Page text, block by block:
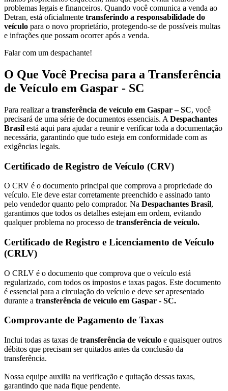
problemas legais e financeiros. Quando você comunica a venda ao
Detran, está oficialmente transferindo a responsabilidade do
veículo para o novo proprietário, protegendo-se de possíveis multas
e infrações que possam ocorrer após a venda.
Falar com um despachante!
O Que Você Precisa para a Transferência
de Veículo em Gaspar - SC
Para realizar a transferência de veículo em Gaspar – SC, você
precisará de uma série de documentos essenciais. A Despachantes
Brasil está aqui para ajudar a reunir e verificar toda a documentação
necessária, garantindo que tudo esteja em conformidade com as
exigências legais.
Certificado de Registro de Veículo (CRV)
O CRV é o documento principal que comprova a propriedade do
veículo. Ele deve estar corretamente preenchido e assinado tanto
pelo vendedor quanto pelo comprador. Na Despachantes Brasil,
garantimos que todos os detalhes estejam em ordem, evitando
qualquer problema no processo de transferência de veículo.
Certificado de Registro e Licenciamento de Veículo
(CRLV)
O CRLV é o documento que comprova que o veículo está
regularizado, com todos os impostos e taxas pagos. Este documento
é essencial para a circulação do veículo e deve ser apresentado
durante a transferência de veículo em Gaspar - SC.
Comprovante de Pagamento de Taxas
Inclui todas as taxas de transferência de veículo e quaisquer outros
débitos que precisam ser quitados antes da conclusão da
transferência.
Nossa equipe auxilia na verificação e quitação dessas taxas,
garantindo que nada fique pendente.